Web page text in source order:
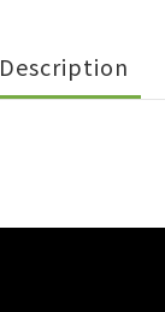
Description